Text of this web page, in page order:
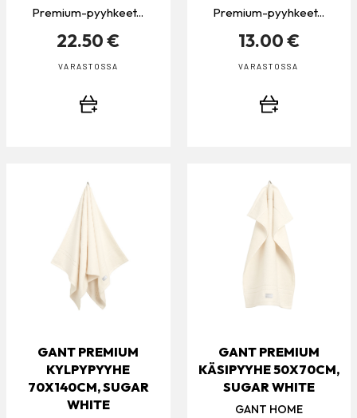
Premium-pyyhkeet...
22.50 €
VARASTOSSA
Premium-pyyhkeet...
13.00 €
VARASTOSSA
GANT PREMIUM
KYLPYPYYHE
70X140CM, SUGAR
WHITE
GANT PREMIUM
KÄSIPYYHE 50X70CM,
SUGAR WHITE
GANT HOME